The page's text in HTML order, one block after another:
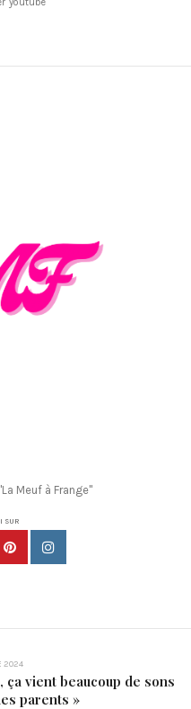
youtube
Meuf à Frange"
SUR
2024
ça vient beaucoup de sons
parents »